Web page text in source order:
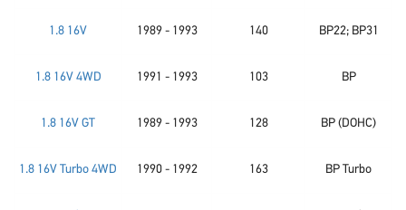
1.8 16V 1989 - 1993 140 BP22; BP31
1.8 16V 4WD 1991 - 1993 103 BP
1.8 16V GT 1989 - 1993 128 BP (DOHC)
1.8 16V Turbo 4WD 1990 - 1992 163 BP Turbo